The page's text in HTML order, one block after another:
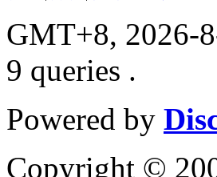
GMT+8, 2026-
9 queries .
Powered by
Copyright ©